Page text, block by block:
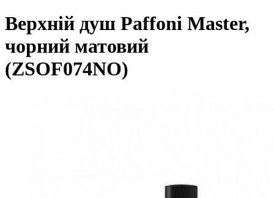
Верхній душ Paffoni Master,
чорний матовий
(ZSOF074NO)